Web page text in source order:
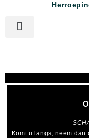
Komt u langs, neem